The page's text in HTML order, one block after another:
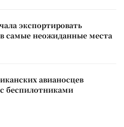
экспортировать
самые неожиданные места
авианосцев
беспилотниками